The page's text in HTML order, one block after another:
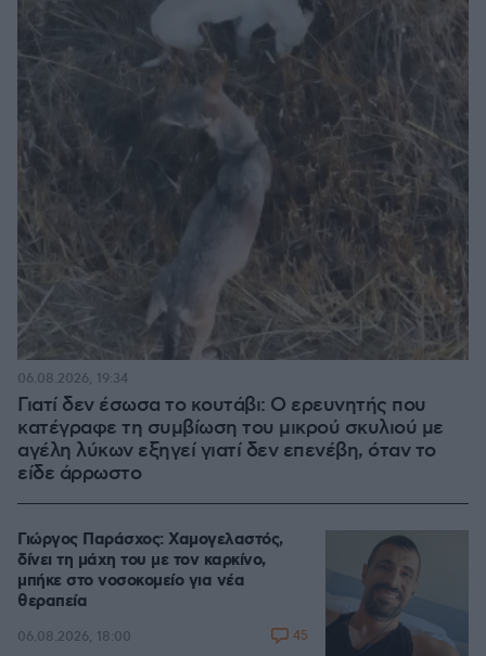
Γιατί δεν έσωσα το κουτάβι: Ο ερευνητής που
κατέγραφε τη συμβίωση του μικρού σκυλιού με
αγέλη λύκων εξηγεί γιατί δεν επενέβη, όταν το
είδε άρρωστο
06.08.2026, 19:34
Γιώργος Παράσχος: Χαμογελαστός,
δίνει τη μάχη του με τον καρκίνο,
μπήκε στο νοσοκομείο για νέα
θεραπεία
06.08.2026, 18:00 45